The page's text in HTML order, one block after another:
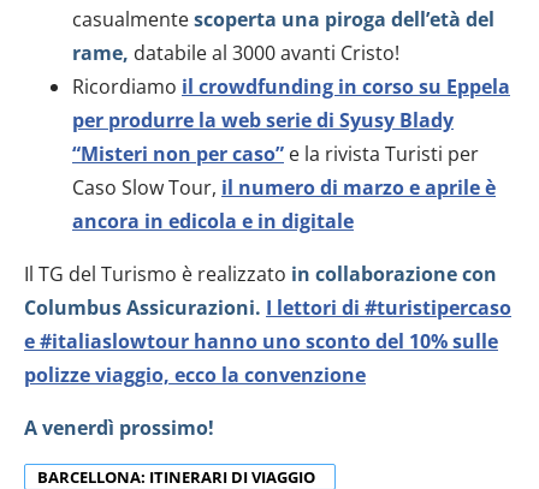
casualmentescoperta una piroga dell’età del
rame, databile al 3000 avanti Cristo!
Ricordiamo il crowdfunding in corso su Eppela
per produrre la web serie di Syusy Blady
“Misteri non per caso” e la rivista Turisti per
Caso Slow Tour, il numero di marzo e aprile è
ancora in edicola e in digitale
Il TG del Turismo è realizzato in collaborazione con
Columbus Assicurazioni. I lettori di #turistipercaso
e #italiaslowtour hanno uno sconto del 10% sulle
polizze viaggio, ecco la convenzione
A venerdì prossimo!
BARCELLONA: ITINERARI DI VIAGGIO